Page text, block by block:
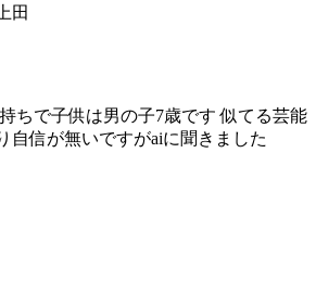
田
ちで子供は男の子7歳です 似てる芸能
自信が無いですがaiに聞きました